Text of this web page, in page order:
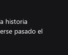
historia
pasado el